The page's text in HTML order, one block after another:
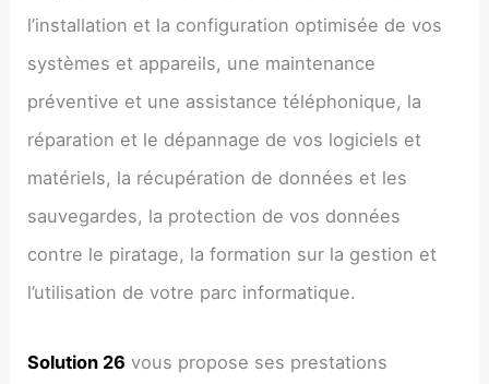
l’installation et la configuration optimisée de vos
systèmes et appareils, une maintenance
préventive et une assistance téléphonique, la
réparation et le dépannage de vos logiciels et
matériels, la récupération de données et les
sauvegardes, la protection de vos données
contre le piratage, la formation sur la gestion et
l’utilisation de votre parc informatique.
Solution 26 vous propose ses prestations